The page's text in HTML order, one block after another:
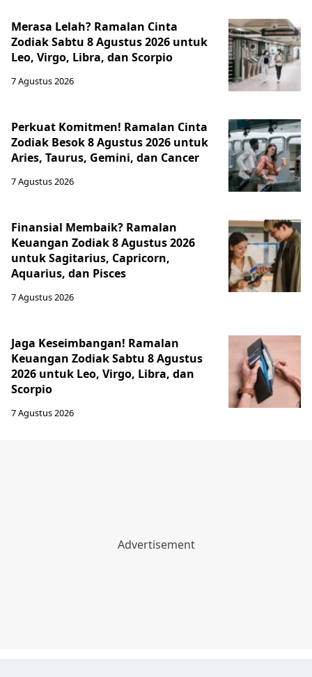
Merasa Lelah? Ramalan Cinta
Zodiak Sabtu 8 Agustus 2026 untuk
Leo, Virgo, Libra, dan Scorpio
7 Agustus 2026
Perkuat Komitmen! Ramalan Cinta
Zodiak Besok 8 Agustus 2026 untuk
Aries, Taurus, Gemini, dan Cancer
7 Agustus 2026
Finansial Membaik? Ramalan
Keuangan Zodiak 8 Agustus 2026
untuk Sagitarius, Capricorn,
Aquarius, dan Pisces
7 Agustus 2026
Jaga Keseimbangan! Ramalan
Keuangan Zodiak Sabtu 8 Agustus
2026 untuk Leo, Virgo, Libra, dan
Scorpio
7 Agustus 2026